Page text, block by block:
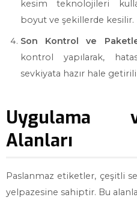
kesim teknolojileri
boyut ve şekillerde kesilir.
Son Kontrol ve
kontrol yapılarak,
sevkiyata hazır hale
Uygulama
Alanları
Paslanmaz etiketler, çeşitli
yelpazesine sahiptir. Bu